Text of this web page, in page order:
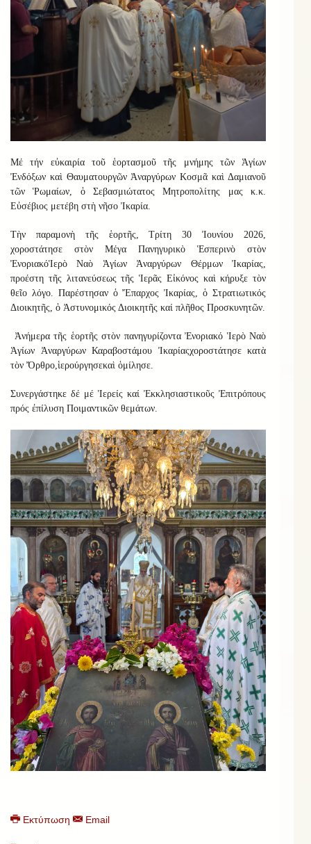
Μέ τήν εὐκαιρία τοῦ ἑορτασμοῦ τῆς μνήμης τῶν Ἁγίων
Ἐνδόξων καὶ Θαυματουργῶν Ἀναργύρων Κοσμᾶ καὶ Δαμιανοῦ
τῶν Ῥωμαίων, ὁ Σεβασμιώτατος Μητροπολίτης μας κ.κ.
Εὐσέβιος μετέβη στὴ νῆσο Ἰκαρία.
Τὴν παραμονὴ τῆς ἑορτῆς, Τρίτη 30 Ἰουνίου 2026,
χοροστάτησε στὸν Μέγα Πανηγυρικὸ Ἑσπερινὸ στὸν
ἘνοριακόἹερὸ Ναὸ Ἁγίων Ἀναργύρων Θέρμων Ἰκαρίας,
προέστη τῆς λιτανεύσεως τῆς Ἱερᾶς Εἰκόνος καὶ κήρυξε τὸν
θεῖο λόγο. Παρέστησαν ὁ Ἔπαρχος Ἰκαρίας, ὁ Στρατιωτικός
Διοικητῆς, ὁ Ἀστυνομικός Διοικητῆς καί πλῆθος Προσκυνητῶν.
Ἀνήμερα τῆς ἑορτῆς στὸν πανηγυρίζονταἘνοριακό Ἱερὸ Ναὸ
Ἁγίων Ἀναργύρων Καραβοστάμου Ἰκαρίαςχοροστάτησε κατὰ
τὸν Ὄρθρο,ἱερούργησεκαὶ ὁμίλησε.
Συνεργάστηκε δέ μέ Ἱερείς καί Ἐκκλησιαστικοῦς Ἐπιτρόπους
πρός ἐπίλυση Ποιμαντικῶν θεμάτων.
Εκτύπωση Email